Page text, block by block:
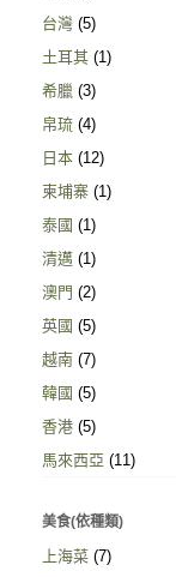
台灣 (5)
土耳其 (1)
希臘 (3)
帛琉 (4)
日本 (12)
柬埔寨 (1)
泰國 (1)
清邁 (1)
澳門 (2)
英國 (5)
越南 (7)
韓國 (5)
香港 (5)
馬來西亞 (11)
美食(依種類)
上海菜 (7)